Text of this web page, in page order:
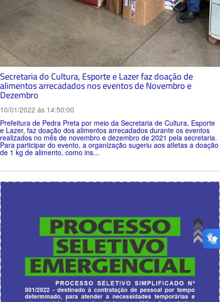
Secretaria do Cultura, Esporte e Lazer faz doação de
alimentos arrecadados nos eventos de Novembro e
Dezembro
10/01/2022 ás 14:50:00
Prefeitura de Pedra Preta por meio da Secretaria de Cultura, Esporte
e Lazer, faz doação dos alimentos arrecadados durante os eventos
realizados no mês de novembro e dezembro de 2021 pela secretaria.
Para participar do evento, a organização sugeriu aos atletas a doação
de 1 kg de alimento, como ins...